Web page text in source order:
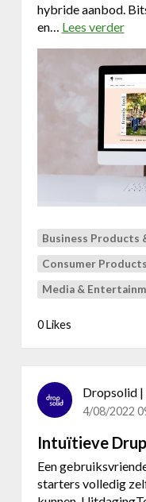
hybride aanbod.
en… Lees verdero
e
r
B
o
r
g
e
r
f
f
&
L
i
g
s
-
e
e
Business Products
Consumer
Media &
0 Likes
Dropsolid |
4/08/2022
Intuïtieve
Een
starters volledig